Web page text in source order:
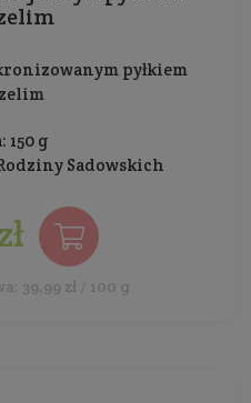
pyłkiem
150 g
Sadowskich
39,99 zł / 100 g